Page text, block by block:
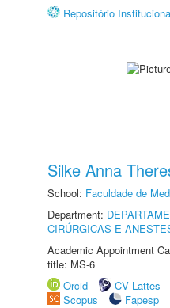
Repositório
Silke Anna
School: Faculdade de
Department:
CIRÚRGICAS E
Academic Appointment
title: MS-6
Orcid
CV Lattes
Scopus
Fapesp